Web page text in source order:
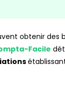
obtenir
Facile